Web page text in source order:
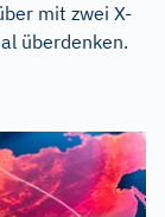
mit zwei X-
überdenken.